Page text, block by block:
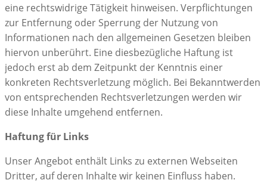
eine rechtswidrige Tätigkeit hinweisen. Verpflichtungen
zur Entfernung oder Sperrung der Nutzung von
Informationen nach den allgemeinen Gesetzen bleiben
hiervon unberührt. Eine diesbezügliche Haftung ist
jedoch erst ab dem Zeitpunkt der Kenntnis einer
konkreten Rechtsverletzung möglich. Bei Bekanntwerden
von entsprechenden Rechtsverletzungen werden wir
diese Inhalte umgehend entfernen.
Haftung für Links
Unser Angebot enthält Links zu externen Webseiten
Dritter, auf deren Inhalte wir keinen Einfluss haben.